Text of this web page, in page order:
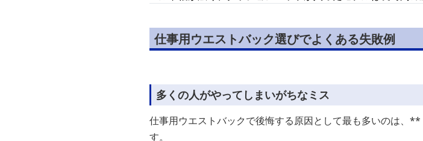
仕事用ウエストバック選びでよくある失敗例
多くの人がやってしまいがちなミス
仕事用ウエストバックで後悔する原因として最も多いのは、
す。